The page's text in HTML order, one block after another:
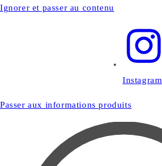
Ignorer et passer au contenu
Instagram
Passer aux informations produits